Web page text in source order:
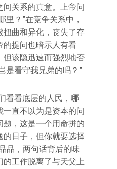
关系的真意。上帝问
里？”在竞争关系中，
扭曲和异化，丧失了存
的提问也暗示人有看
但该隐迅速而强烈地否
是看守我兄弟的吗？”
看看底层的人民，哪
直不以为是资本的问
题，这是一个用命拼的
的日子，但你就要选择
品，两句话背后的味
工作脱离了与天父上